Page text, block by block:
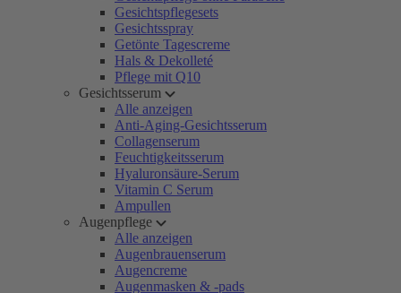
Gesichtspflegesets
Gesichtsspray
Getönte Tagescreme
Hals & Dekolleté
Pflege mit Q10
Gesichtsserum
Alle anzeigen
Anti-Aging-Gesichtsserum
Collagenserum
Feuchtigkeitsserum
Hyaluronsäure-Serum
Vitamin C Serum
Ampullen
Augenpflege
Alle anzeigen
Augenbrauenserum
Augencreme
Augenmasken & -pads